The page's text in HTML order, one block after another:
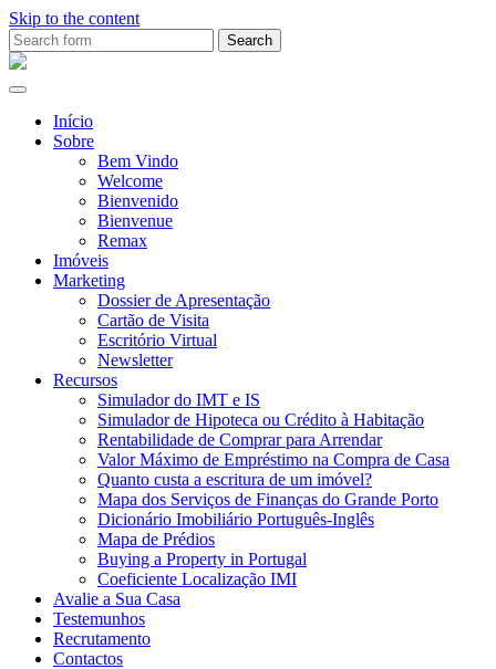
Skip to the content
Search
for:Ana
Início
Sobre
Bem Vindo
Welcome
Bienvenido
Bienvenue
Remax
Imóveis
Marketing
Dossier de Apresentação
Cartão de Visita
Escritório Virtual
Newsletter
Recursos
Simulador do IMT e IS
Simulador de Hipoteca ou Crédito à Habitação
Rentabilidade de Comprar para Arrendar
Valor Máximo de Empréstimo na Compra de Casa
Quanto custa a escritura de um imóvel?
Mapa dos Serviços de Finanças do Grande Porto
Dicionário Imobiliário Português-Inglês
Mapa de Prédios
Buying a Property in Portugal
Coeficiente Localização IMI
Avalie a Sua Casa
Testemunhos
Recrutamento
Contactos